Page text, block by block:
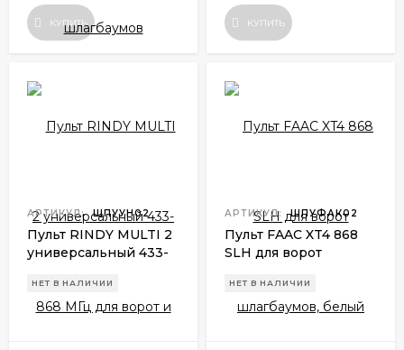
КУПИТЬ КУПИТЬ
АРТИКУЛ: ШПУУН02
Пульт RINDY MULTI 2
универсальный 433-
шлагбаумов
НЕТ В НАЛИЧИИ
АРТИКУЛ: ШПУФАК02
Пульт FAAC XT4 868
SLH для ворот
корпус
НЕТ В НАЛИЧИИ